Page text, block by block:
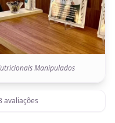
Manipulados
avaliações